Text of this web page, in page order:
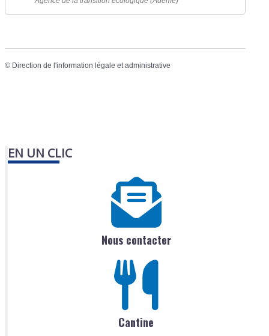
© Direction de l'information légale et administrative
EN UN CLIC
Nous contacter
Cantine